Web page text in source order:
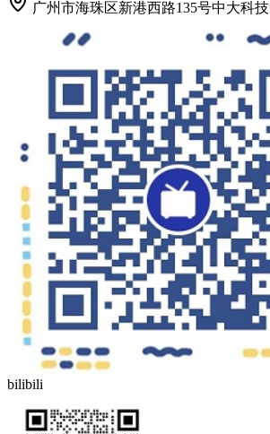
广州市海珠区新港西路135号中大科
bilibili